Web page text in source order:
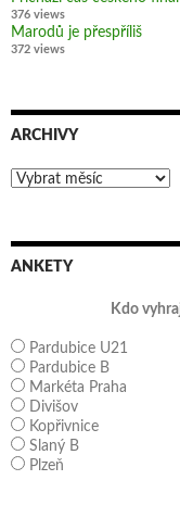
376 views
Marodů je přespříliš
372 views
ARCHIVY
Archivy
ANKETY
Kdo
Pardubice U21
Pardubice B
Markéta Praha
Divišov
Kopřivnice
Slaný B
Plzeň